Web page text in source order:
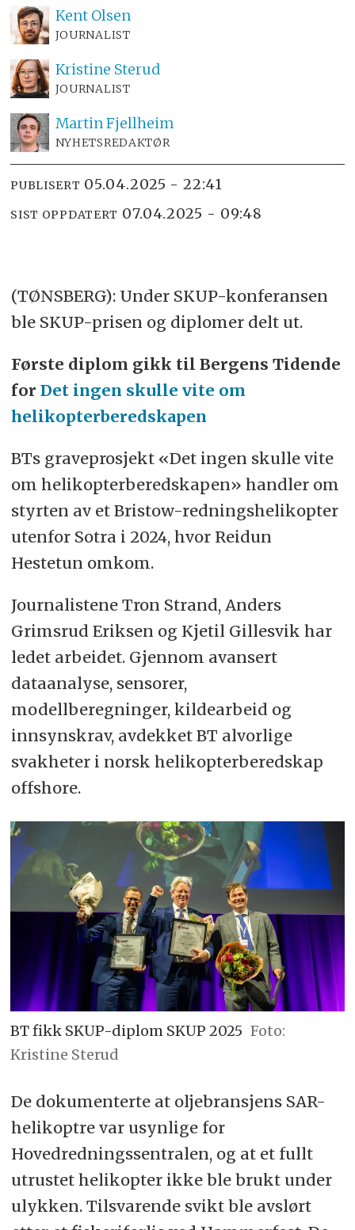
Kent Olsen
JOURNALIST
Kristine Sterud
JOURNALIST
Martin Fjellheim
NYHETSREDAKTØR
PUBLISERT 05.04.2025 - 22:41
SIST OPPDATERT 07.04.2025 - 09:48
(TØNSBERG): Under SKUP-konferansen
ble SKUP-prisen og diplomer delt ut.
Første diplom gikk til Bergens Tidende
for Det ingen skulle vite om
helikopterberedskapen
BTs graveprosjekt «Det ingen skulle vite
om helikopterberedskapen» handler om
styrten av et Bristow-redningshelikopter
utenfor Sotra i 2024, hvor Reidun
Hestetun omkom.
Journalistene Tron Strand, Anders
Grimsrud Eriksen og Kjetil Gillesvik har
ledet arbeidet. Gjennom avansert
dataanalyse, sensorer,
modellberegninger, kildearbeid og
innsynskrav, avdekket BT alvorlige
svakheter i norsk helikopterberedskap
offshore.
BT fikk SKUP-diplom SKUP 2025 Foto:
Kristine Sterud
De dokumenterte at oljebransjens SAR-
helikoptre var usynlige for
Hovedredningssentralen, og at et fullt
utrustet helikopter ikke ble brukt under
ulykken. Tilsvarende svikt ble avslørt